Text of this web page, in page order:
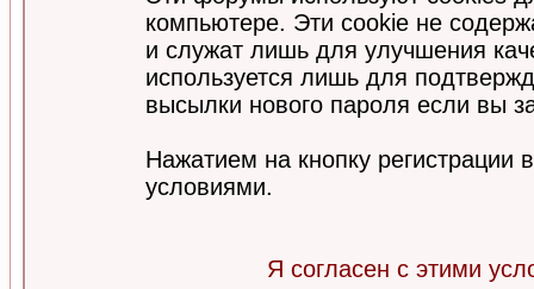
компьютере. Эти cookie не
и служат лишь для улучшения
используется лишь для
высылки нового пароля если вы
Нажатием на кнопку регистрации
условиями.
Я согласен с этими